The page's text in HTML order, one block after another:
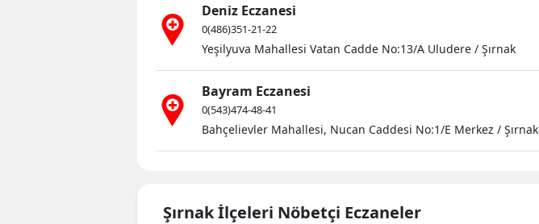
Deniz Eczanesi
0(486)351-21-22
Yeşilyuva Mahallesi Vatan Cadde No:13/A Uludere / Şırnak
Bayram Eczanesi
0(543)474-48-41
Bahçelievler Mahallesi, Nucan Caddesi No:1/E Merkez / Şırnak
Şırnak İlçeleri Nöbetçi Eczaneler